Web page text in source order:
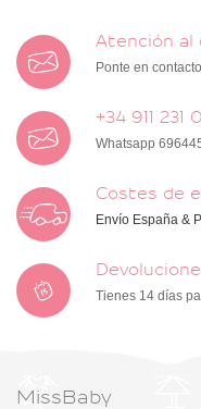
Atención al
Ponte en
+34 911 231
Whatsapp
Costes de
Envío España &
Tienes 14 días
MissBaby